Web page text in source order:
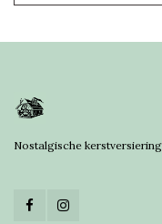
Nostalgische